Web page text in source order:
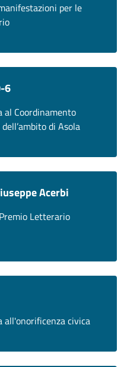
per le
6
al Coordinamento
di Asola
Acerbi
Letterario
all'onorificenza civica